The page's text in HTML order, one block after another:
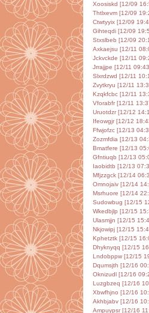
Xoosiskd [12/09
Thtlxevm [12/09
Ctwtyyix [12/09
Gihteqdi [12/09
Stxslbeb [12/09
Axkaejsu [12/11
Jckvckde [12/11
Jrrajjpe [12/11
Slxrdzwd [12/11
Zvytkryu [12/11
Kzqkfcbc [12/11
Vforabfr [12/11
Uruotdzr [12/12
Ifeowgjr [12/12
Ffwjofzc [12/13
Zozmfdia [12/13
Bmatfere [12/13
Gfntiuqb [12/13
Iaobidtb [12/13
Mfjzzgck [12/14
Omnojaiv [12/14
Msrhuore [12/14
Sudowbug [12/15
Wkedbjlp [12/15
Ulasmjjn [12/15
Nkjowipj [12/15
Kphetztk [12/15
Dhyknyqq [12/15
Lndobppw [12/15
Dqumsjth [12/16
Oknizudl [12/16
Luzgbzeq [12/16
Xbwfhjno [12/16
Akhbjabv [12/16
Ampuypsr [12/16